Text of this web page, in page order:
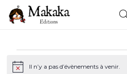
Évènements
Notice Il n’y a pas d’évènements à venir.